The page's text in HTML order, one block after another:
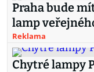
Praha bude
lamp
Reklama
Chytré lampy